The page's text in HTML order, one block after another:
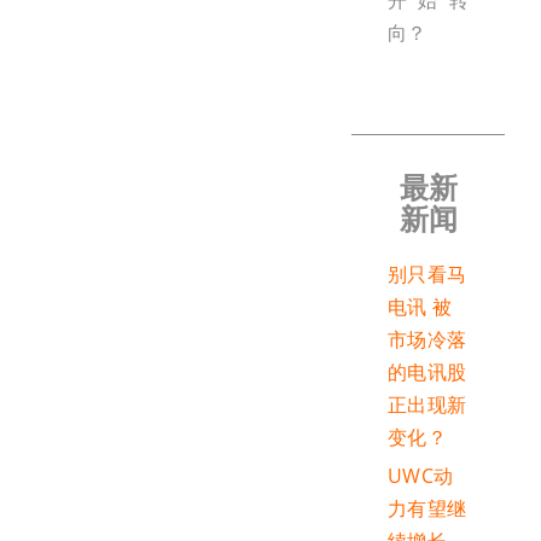
向？
最新
新闻
别只看马
电讯 被
市场冷落
的电讯股
正出现新
变化？
UWC动
力有望继